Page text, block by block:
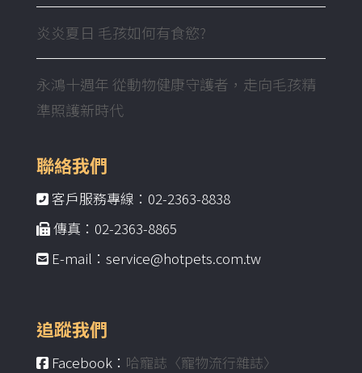
炎炎夏日 毛孩如何有食慾?
永鴻十週年 從動物健康守護者，走向毛孩精
準照護新時代
聯絡我們
客戶服務專線：02-2363-8838
傳真：02-2363-8865
E-mail：service@hotpets.com.tw
追蹤我們
Facebook： 哈寵誌〈寵物流行雜誌〉